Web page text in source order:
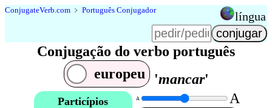
ConjugateVerb.com ﹥ Português Conjugador língua
Conjugação do verbo português
europeu
'mancar'
Particípios A A